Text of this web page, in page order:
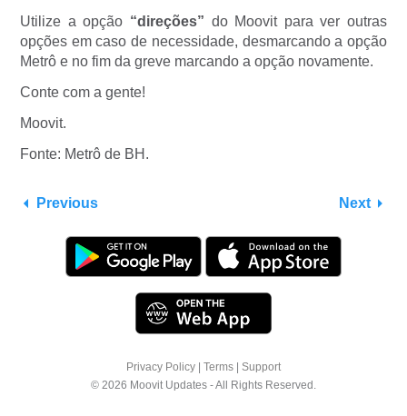
Utilize a opção “direções” do Moovit para ver outras
opções em caso de necessidade, desmarcando a opção
Metrô e no fim da greve marcando a opção novamente.
Conte com a gente!
Moovit.
Fonte: Metrô de BH.
Previous Next
Privacy Policy Terms
Support
© 2026 Moovit Updates - All Rights Reserved.